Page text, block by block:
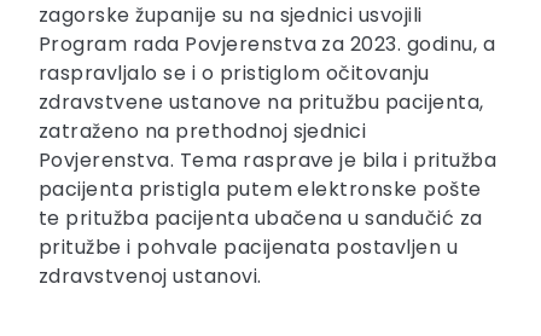
zagorske županije su na sjednici usvojili
Program rada Povjerenstva za 2023. godinu, a
raspravljalo se i o pristiglom očitovanju
zdravstvene ustanove na pritužbu pacijenta,
zatraženo na prethodnoj sjednici
Povjerenstva. Tema rasprave je bila i pritužba
pacijenta pristigla putem elektronske pošte
te pritužba pacijenta ubačena u sandučić za
pritužbe i pohvale pacijenata postavljen u
zdravstvenoj ustanovi.